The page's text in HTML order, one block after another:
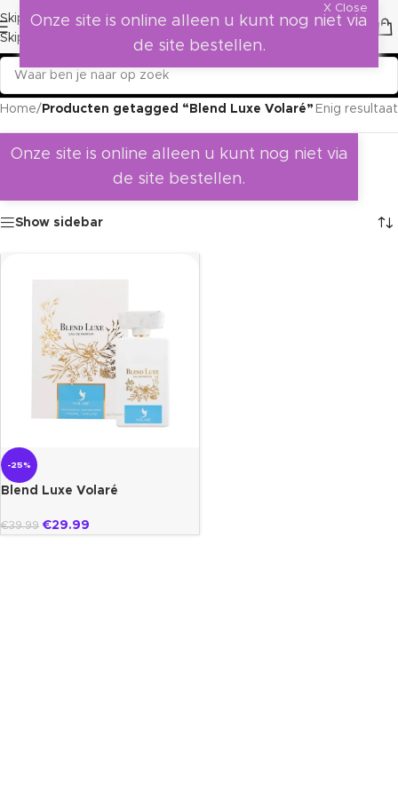
Skip to navigation
Skip to main content
Home/ Producten getagged “Blend Luxe Volaré” Enig resultaat
Onze site is online alleen u kunt nog niet via
de site bestellen.
Show sidebar
-25%
Blend Luxe Volaré
€39.99 €29.99
X Close
Onze site is online alleen u kunt nog niet via
de site bestellen.